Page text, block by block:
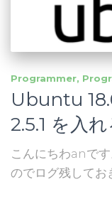
Programmer
Ubuntu
2.5.1 を入
こんにちわanで
のでログ残してお